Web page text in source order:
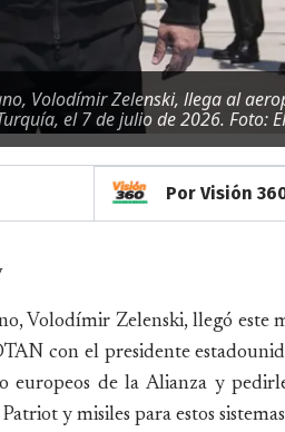
Volodímir Zelenski, llega al
el 7 de julio de 2026. Foto:
Por Visión
Volodímir Zelenski, llegó este
con el presidente
europeos de la Alianza y
y misiles para estos